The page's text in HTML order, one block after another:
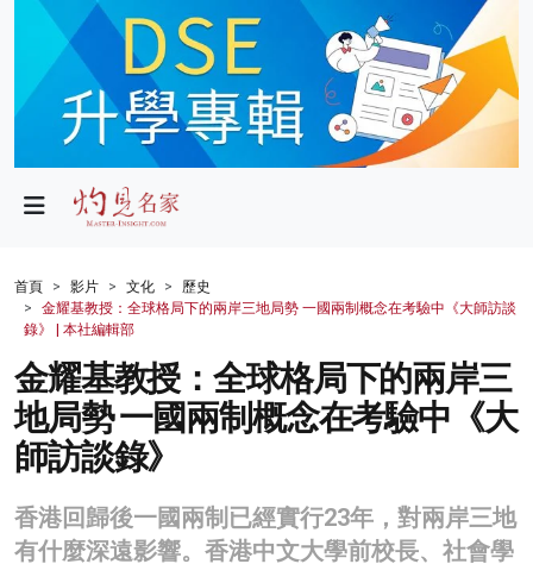
政局
財經
生活
健康
商業
科技
影片
首頁 影片 文化
歷史
金耀基教授：全球格局下的兩岸三地局勢 一國兩制概念在考驗中《大師訪談
錄》 | 本社編輯部
金耀基教授：全球格局下的兩岸三
地局勢 一國兩制概念在考驗中《大
師訪談錄》
香港回歸後一國兩制已經實行23年，對兩岸三地
有什麼深遠影響。香港中文大學前校長、社會學